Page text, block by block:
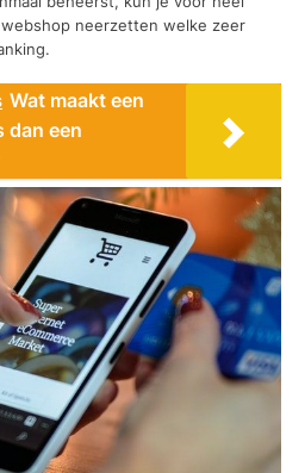
neerzetten welke zeer
Wat maakt een
dan een